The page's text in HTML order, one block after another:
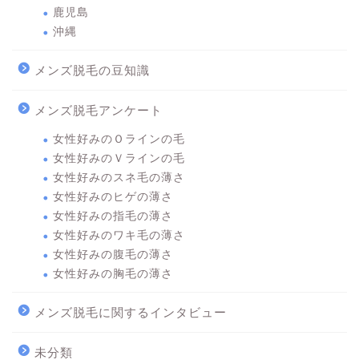
鹿児島
沖縄
メンズ脱毛の豆知識
メンズ脱毛アンケート
女性好みのＯラインの毛
女性好みのＶラインの毛
女性好みのスネ毛の薄さ
女性好みのヒゲの薄さ
女性好みの指毛の薄さ
女性好みのワキ毛の薄さ
女性好みの腹毛の薄さ
女性好みの胸毛の薄さ
メンズ脱毛に関するインタビュー
未分類